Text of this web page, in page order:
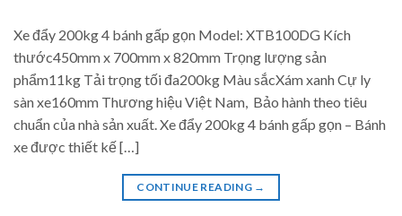
Xe đẩy 200kg 4 bánh gấp gọn Model: XTB100DG Kích
thước450mm x 700mm x 820mm Trọng lượng sản
phẩm11kg Tải trọng tối đa200kg Màu sắcXám xanh Cự ly
sàn xe160mm Thương hiệu Việt Nam, Bảo hành theo tiêu
chuẩn của nhà sản xuất. Xe đẩy 200kg 4 bánh gấp gọn – Bánh
xe được thiết kế […]
CONTINUE READING →